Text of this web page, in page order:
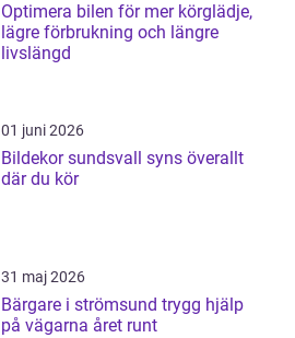
Optimera bilen för mer körglädje,
lägre förbrukning och längre
livslängd
01 juni 2026
Bildekor sundsvall syns överallt
där du kör
31 maj 2026
Bärgare i strömsund trygg hjälp
på vägarna året runt